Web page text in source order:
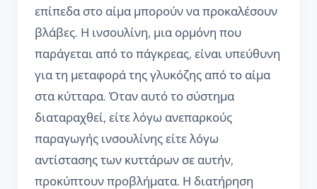
επίπεδα στο αίμα μπορούν να προκαλέσουν
βλάβες. Η ινσουλίνη, μια ορμόνη που
παράγεται από το πάγκρεας, είναι υπεύθυνη
για τη μεταφορά της γλυκόζης από το αίμα
στα κύτταρα. Όταν αυτό το σύστημα
διαταραχθεί, είτε λόγω ανεπαρκούς
παραγωγής ινσουλίνης είτε λόγω
αντίστασης των κυττάρων σε αυτήν,
προκύπτουν προβλήματα. Η διατήρηση